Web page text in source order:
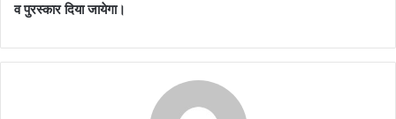
व पुरस्कार दिया जायेगा।